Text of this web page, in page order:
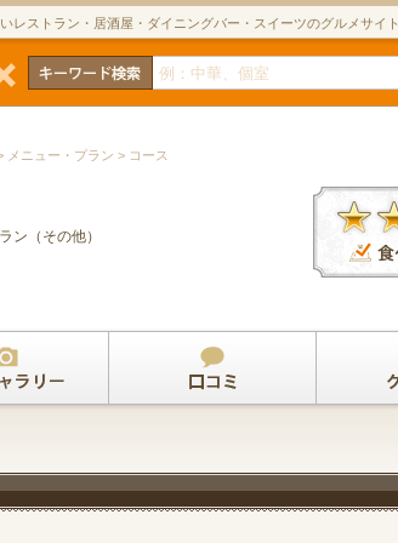
レストラン・居酒屋・ダイニングバー・スイーツのグルメサイト
メニュー・プラン > コース
ン（その他）